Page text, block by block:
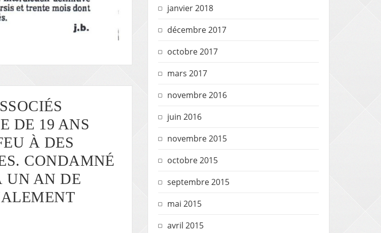
DE 19 ANS
À DES
CONDAMNÉ
UN AN DE
janvier 2018
décembre 2017
octobre 2017
mars 2017
novembre 2016
juin 2016
novembre 2015
octobre 2015
septembre 2015
mai 2015
avril 2015